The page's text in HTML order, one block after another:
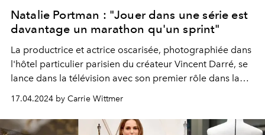
Natalie Portman : "Jouer dans une série est
davantage un marathon qu'un sprint"
La productrice et actrice oscarisée, photographiée dans
l'hôtel particulier parisien du créateur Vincent Darré, se
lance dans la télévision avec son premier rôle dans la
série Apple TV+ "Lady in the Lake". Elle tourne
actuellement "Fountain of Youth", le nouveau film
d'aventure du réalisateur Guy Ritchie.
17.04.2024 by Carrie Wittmer